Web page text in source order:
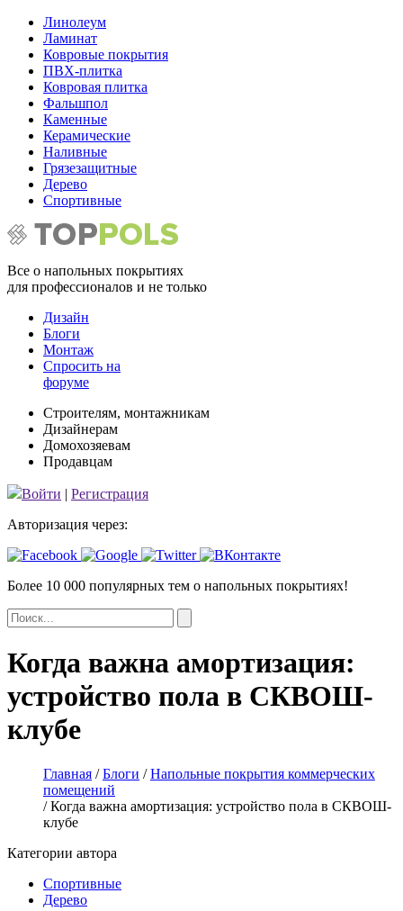
Линолеум
Ламинат
Ковровые покрытия
ПВХ-плитка
Ковровая плитка
Фальшпол
Каменные
Керамические
Наливные
Грязезащитные
Дерево
Спортивные
Все о напольных покрытиях
для профессионалов и не только
Дизайн
Блоги
Монтаж
Спросить на
форуме
Строителям, монтажникам
Дизайнерам
Домохозяевам
Продавцам
Войти | Регистрация
Авторизация через:
Более 10 000 популярных тем о напольных покрытиях!
Когда важна амортизация:
устройство пола в СКВОШ-
клубе
Главная /Блоги /Напольные покрытия коммерческих
помещений
/ Когда важна амортизация: устройство пола в СКВОШ-
клубе
Категории автора
Спортивные
Дерево